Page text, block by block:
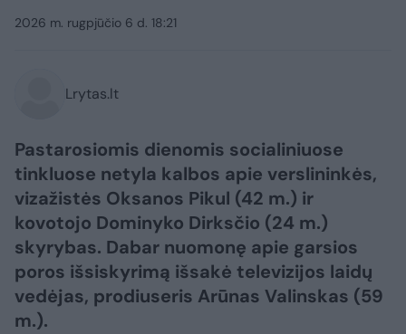
2026 m. rugpjūčio 6 d. 18:21
Lrytas.lt
Pastarosiomis dienomis socialiniuose
tinkluose netyla kalbos apie verslininkės,
vizažistės Oksanos Pikul (42 m.) ir
kovotojo Dominyko Dirksčio (24 m.)
skyrybas. Dabar nuomonę apie garsios
poros išsiskyrimą išsakė televizijos laidų
vedėjas, prodiuseris Arūnas Valinskas (59
m.).